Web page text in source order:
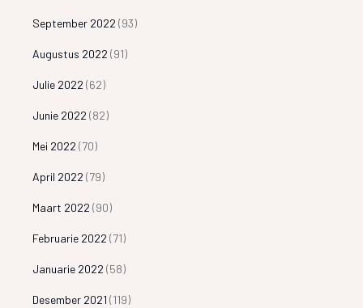
September 2022 (93)
Augustus 2022 (91)
Julie 2022 (62)
Junie 2022 (82)
Mei 2022 (70)
April 2022 (79)
Maart 2022 (90)
Februarie 2022 (71)
Januarie 2022 (58)
Desember 2021 (119)